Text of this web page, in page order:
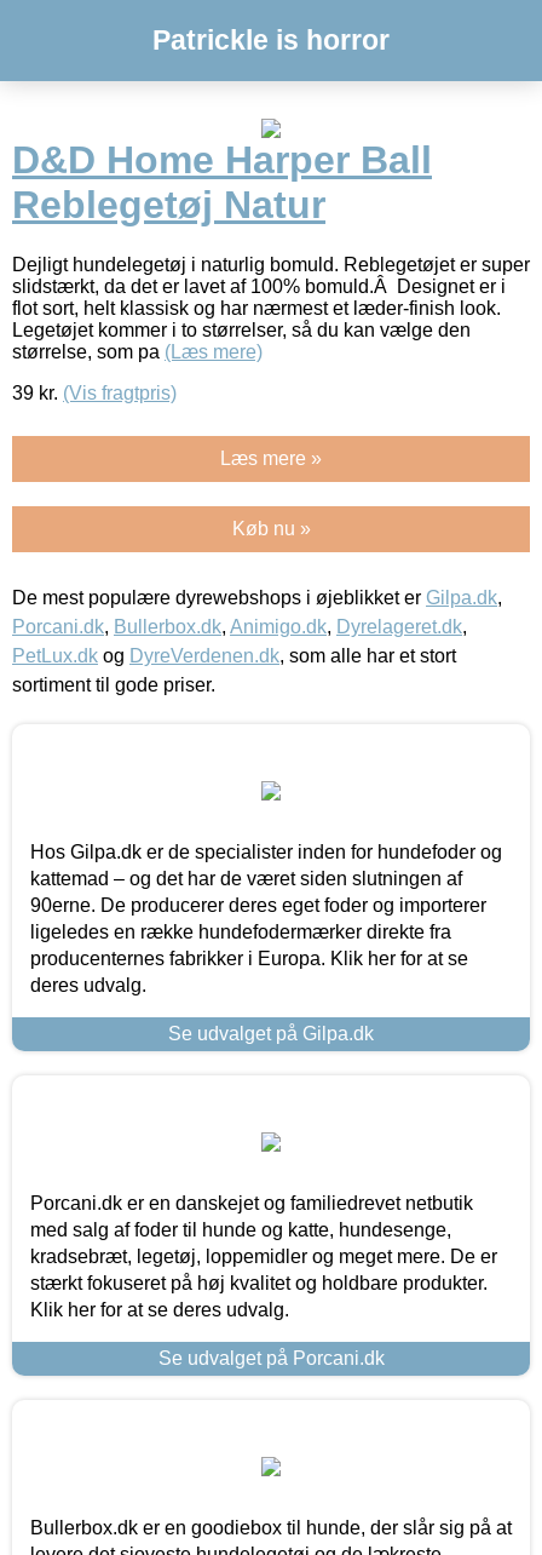
Patrickle is horror
D&D Home Harper Ball
Reblegetøj Natur
Dejligt hundelegetøj i naturlig bomuld. Reblegetøjet er super
slidstærkt, da det er lavet af 100% bomuld.Â Designet er i
flot sort, helt klassisk og har nærmest et læder-finish look.
Legetøjet kommer i to størrelser, så du kan vælge den
størrelse, som pa (Læs mere)
39 kr. (Vis fragtpris)
Læs mere »
Køb nu »
De mest populære dyrewebshops i øjeblikket er Gilpa.dk,
Porcani.dk, Bullerbox.dk, Animigo.dk, Dyrelageret.dk,
PetLux.dk og DyreVerdenen.dk, som alle har et stort
sortiment til gode priser.
Hos Gilpa.dk er de specialister inden for hundefoder og
kattemad – og det har de været siden slutningen af
90erne. De producerer deres eget foder og importerer
ligeledes en række hundefodermærker direkte fra
producenternes fabrikker i Europa. Klik her for at se
deres udvalg.
Se udvalget på Gilpa.dk
Porcani.dk er en danskejet og familiedrevet netbutik
med salg af foder til hunde og katte, hundesenge,
kradsebræt, legetøj, loppemidler og meget mere. De er
stærkt fokuseret på høj kvalitet og holdbare produkter.
Klik her for at se deres udvalg.
Se udvalget på Porcani.dk
Bullerbox.dk er en goodiebox til hunde, der slår sig på at